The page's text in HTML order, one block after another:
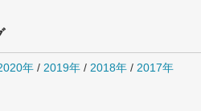
年 / 2019年 / 2018年 / 2017年